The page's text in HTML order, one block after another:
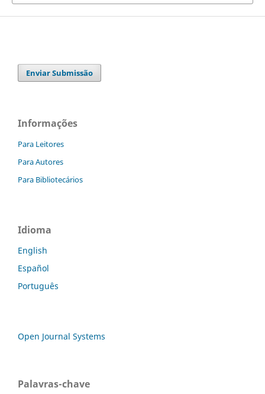
Enviar Submissão
Informações
Para Leitores
Para Autores
Para Bibliotecários
Idioma
English
Español
Português
Open Journal Systems
Palavras-chave